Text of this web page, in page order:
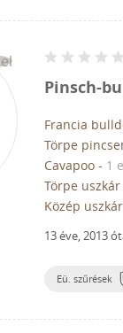
Pinsch-
Francia
Törpe
Cavapoo - 1
Törpe uszkár
Közép uszkár
13 éve, 2013
Eü. szűrések